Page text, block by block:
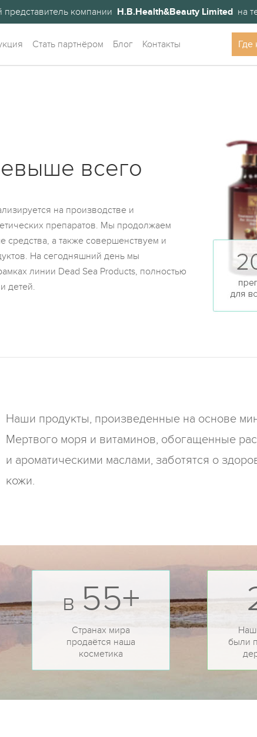
компании H.B.Health&Beauty Limitedна
Стать партнёром Блог Контакты Где
всего
на производстве и
препаратов. Мы продолжаем
средства, а также совершенствуем и
На сегодняшний день мы
линии Dead Sea Products, полностью
детей.
Наши продукты, произведенные на основе
Мертвого моря и витаминов, обогащенные
и ароматическими маслами, заботятся о
кожи.
в 55+
Странах мира
продаётся наша
косметика
были